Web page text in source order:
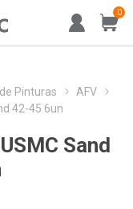
0
Pinturas
AFV
42-45 6un
Sand